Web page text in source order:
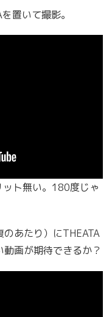
置いて撮影。
ト無い。180度じゃ
あたり）にTHEATA
画が期待できるか？